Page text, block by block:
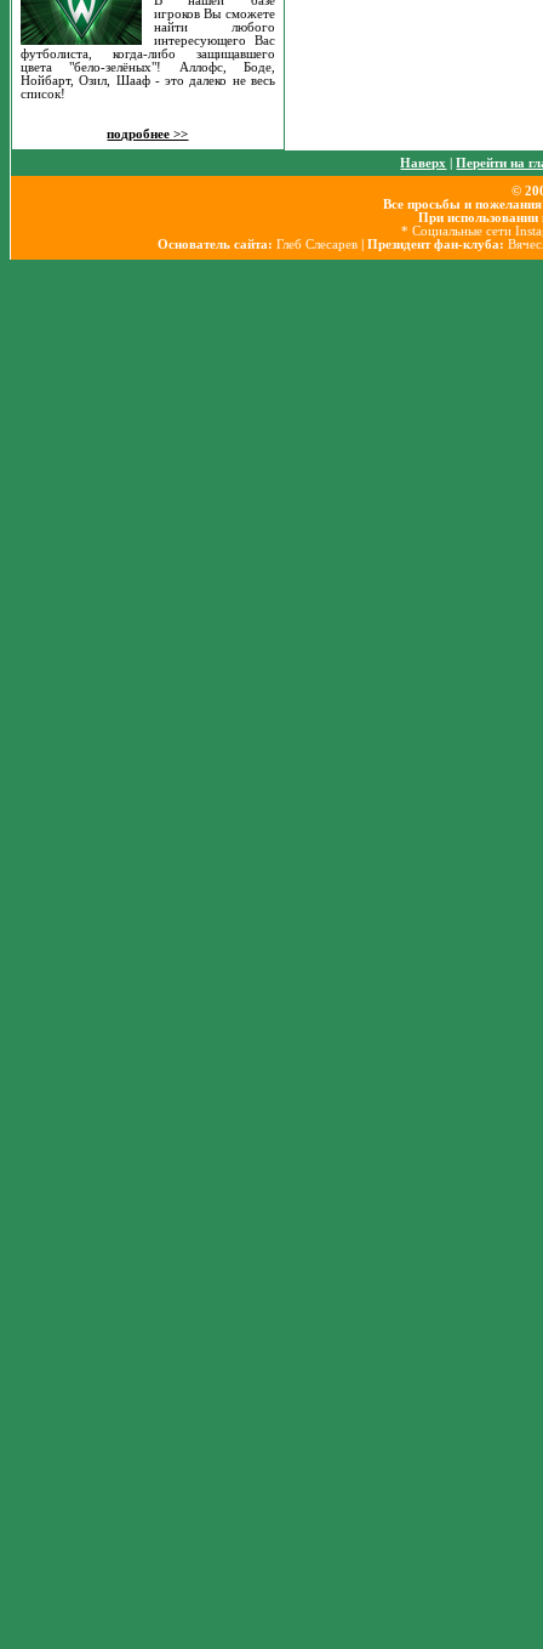
игроков Вы сможете
найти любого
интересующего Вас
футболиста, когда-либо защищавшего
цвета "бело-зелёных"! Аллофс, Боде,
Нойбарт, Озил, Шааф - это далеко не весь
список!
подробнее >>
Наверх |Перейти на
©
Все просьбы и
При использовании
* Социальные сети
Основатель сайта: Глеб Слесарев | Президент фан-клуба: